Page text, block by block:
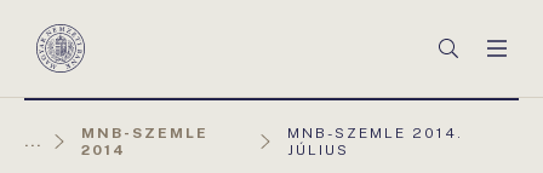
Magyar
Keresés
...
MNB-SZEMLE
2014
AKTUÁLIS
OLDAL:
MNB-SZEMLE 2014.
JÚLIUS